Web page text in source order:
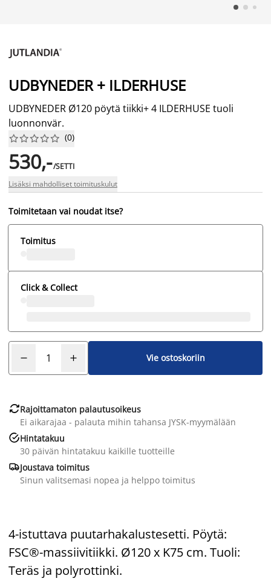
UDBYNEDER + ILDERHUSE
UDBYNEDER Ø120 pöytä tiikki+ 4 ILDERHUSE tuoli
luonnonvär.





 (0)
530,-/SETTI
Lisäksi mahdolliset toimituskulut
Toimitetaan vai noudat itse?
Toimitus
Click & Collect
Vie ostoskoriin
Rajoittamaton palautusoikeus
Ei aikarajaa - palauta mihin tahansa JYSK-myymälään
Hintatakuu
30 päivän hintatakuu kaikille tuotteille
Joustava toimitus
Sinun valitsemasi nopea ja helppo toimitus
4-istuttava puutarhakalustesetti. Pöytä:
FSC®-massiivitiikki. Ø120 x K75 cm. Tuoli:
Teräs ja polyrottinki.